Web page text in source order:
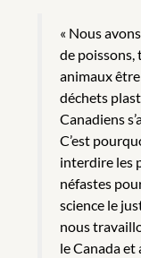
« Nous
de poissons,
animaux
déchets
Canadiens
C’est
interdire les
néfastes
science le
nous
le Canada